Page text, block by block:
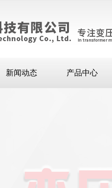
新闻动态 产品中心